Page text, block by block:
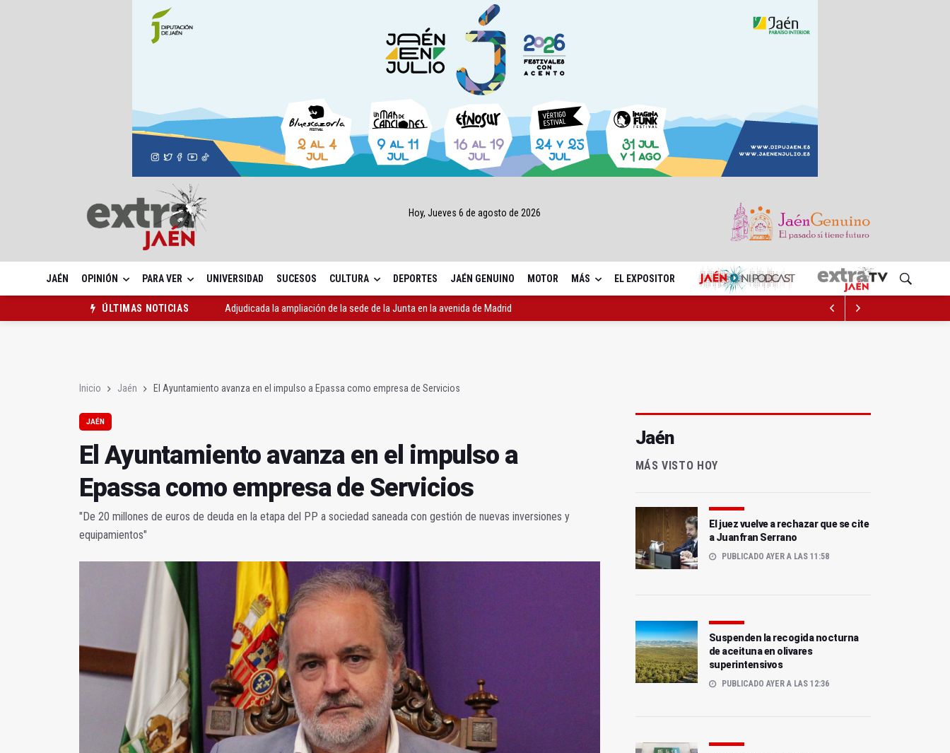
Hoy, Jueves 6 de agosto de 2026
JAÉN OPINIÓN PARA VER UNIVERSIDAD SUCESOS CULTURA DEPORTES JAÉN GENUINO MOTOR MÁS EL EXPOSITOR
ÚLTIMAS NOTICIAS
Adjudicada la ampliación de la sede de la Junta en la avenida de Madrid
Inicio Jaén El Ayuntamiento avanza en el impulso a Epassa como empresa de Servicios
JAÉN
El Ayuntamiento avanza en el impulso a
Epassa como empresa de Servicios
"De 20 millones de euros de deuda en la etapa del PP a sociedad saneada con gestión de nuevas inversiones y
equipamientos"
Jaén
MÁS VISTO HOY
El juez vuelve a rechazar que se cite
a Juanfran Serrano
PUBLICADO AYER A LAS 11:58
Suspenden la recogida nocturna
de aceituna en olivares
superintensivos
PUBLICADO AYER A LAS 12:36